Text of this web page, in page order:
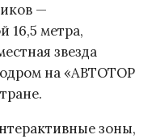
—
16,5 метра,
звезда
на «АВТОТОР
зоны,